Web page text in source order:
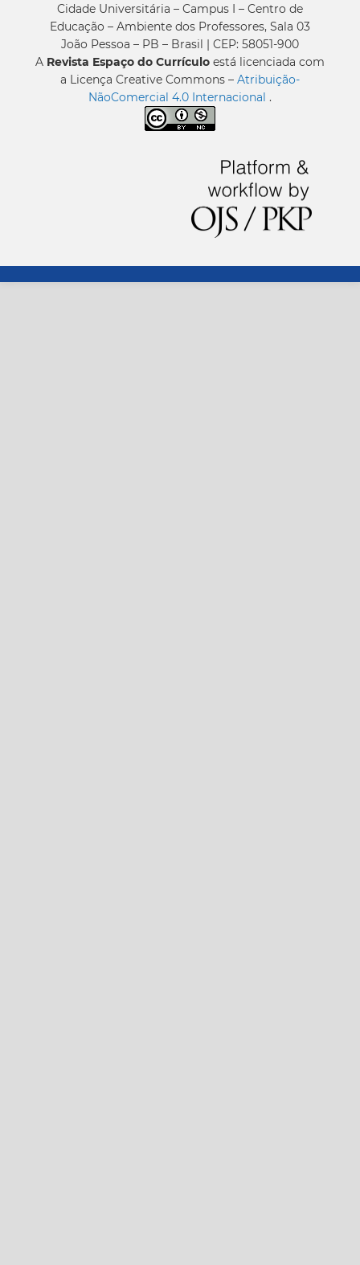
Cidade Universitária – Campus I – Centro de
Educação – Ambiente dos Professores, Sala 03
João Pessoa – PB – Brasil | CEP: 58051-900
A Revista Espaço do Currículo está licenciada com
a Licença Creative Commons – Atribuição-
NãoComercial 4.0 Internacional .